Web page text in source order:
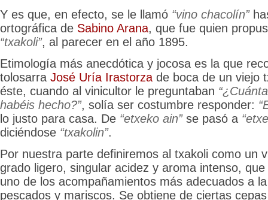
Y es que, en efecto, se le llamó “vino chacolín”
ortográfica de Sabino Arana, que fue quien
“txakoli”, al parecer en el año 1895.
Etimología más anecdótica y jocosa es la que
tolosarra José Uría Irastorza de boca de un viejo
éste, cuando al vinicultor le preguntaban
habéis hecho?”, solía ser costumbre responder:
lo justo para casa. De “etxeko ain”se pasó a
diciéndose “txakolin”.
Por nuestra parte definiremos al txakoli como un
grado ligero, singular acidez y aroma intenso,
uno de los acompañamientos más adecuados a
pescados y mariscos. Se obtiene de ciertas